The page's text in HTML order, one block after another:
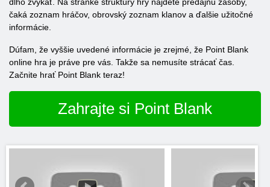
čaká zoznam hráčov, obrovský zoznam klanov a ďalšie užitočné
informácie.
Dúfam, že vyššie uvedené informácie je zrejmé, že Point Blank
online hra je práve pre vás. Takže sa nemusíte strácať čas.
Začnite hrať Point Blank teraz!
Zahrajte si Point Blank